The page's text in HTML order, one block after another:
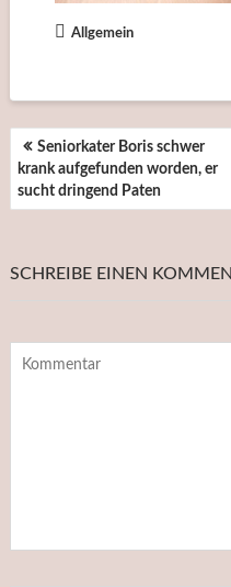
Allgemein
Seniorkater Boris schwer
krank aufgefunden worden, er
sucht dringend Paten
SCHREIBE EINEN